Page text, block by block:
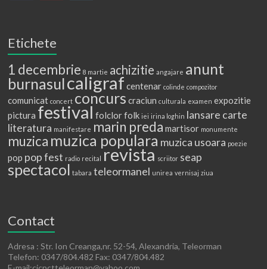
Etichete
1 decembrie 8 martie achizitie angajare anunt
burnasulcaligraf centenar colinde compozitor
comunicat concert concurs craciun culturala examen expozitie
pictura festival folclorfolk iei irina loghin lansare carte
literatura manifestare marin preda martisor monumente
muzica muzica populara muzica usoara poezie
pop pop fest radio recital revista scriitor seap
spectacol tabara teleormanel unirea vernisaj ziua
Contact
Adresa : Str. Ion Creanga,nr. 52-54, Alexandria, Teleorman
Telefon: 0347/804.482 Fax: 0347/804.482